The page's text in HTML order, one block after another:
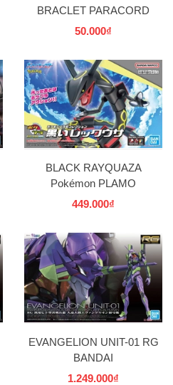
BRACLET PARACORD
50.000₫
BLACK RAYQUAZA
Pokémon PLAMO
COLLECTION SELECT
449.000₫
EVANGELION UNIT-01 RG
BANDAI
1.249.000₫